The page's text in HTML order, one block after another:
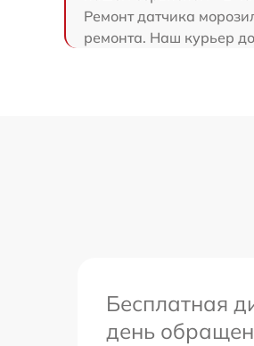
Ремонт датчика
ремонта. Наш курьер
Бесплатная
день